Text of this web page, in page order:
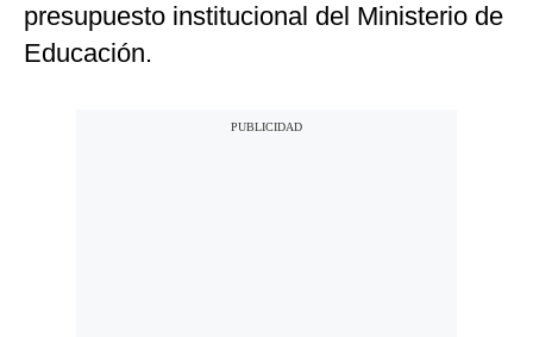
presupuesto institucional del Ministerio de
Educación.